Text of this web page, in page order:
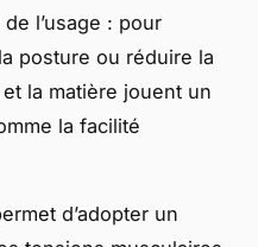
l’usage : pour
posture ou réduire la
la matière jouent un
la facilité
d’adopter un